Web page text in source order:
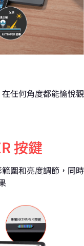
任何角度都能愉悅觀
按鍵
圍和亮度調節，同時